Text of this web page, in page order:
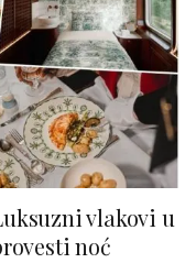
vlakovi u
noć